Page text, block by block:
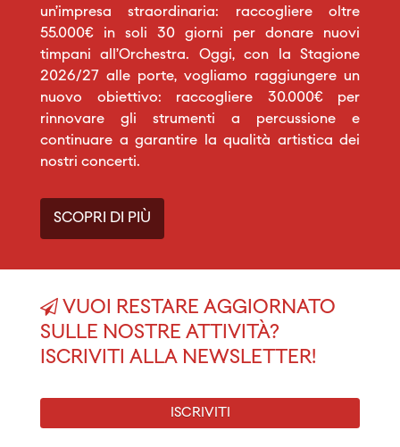
un’impresa straordinaria: raccogliere oltre
55.000€ in soli 30 giorni per donare nuovi
timpani all’Orchestra. Oggi, con la Stagione
2026/27 alle porte, vogliamo raggiungere un
nuovo obiettivo: raccogliere 30.000€ per
rinnovare gli strumenti a percussione e
continuare a garantire la qualità artistica dei
nostri concerti.
SCOPRI DI PIÙ
VUOI RESTARE AGGIORNATO
SULLE NOSTRE ATTIVITÀ?
ISCRIVITI ALLA NEWSLETTER!
ISCRIVITI